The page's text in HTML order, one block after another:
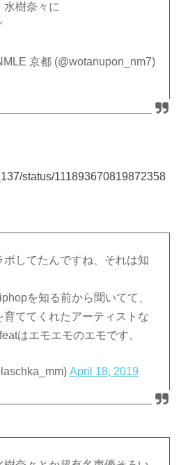
水樹奈々に
京都 (@wotanupon_nm7)
status/111893670819872358
してたんですね、それは知
を知る前から聞いてて、
ててくれたアーティストな
はエモエモのエモです。
April 18, 2019